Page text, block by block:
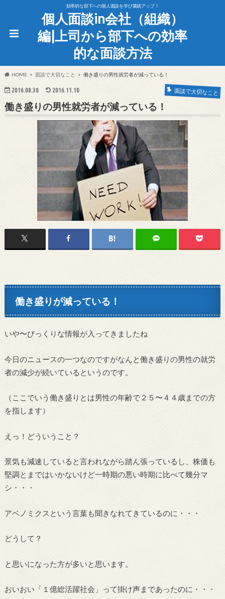
効率的な部下への個人面談を学び業績アップ！
個人面談in会社（組織）
編|上司から部下への効率
的な面談方法
HOME 面談で大切なこと 働き盛りの男性就労者が減っている！
2016.08.30 2016.11.10 面談で大切なこと
働き盛りの男性就労者が減っている！
働き盛りが減っている！
いや〜びっくりな情報が入ってきましたね
今日のニュースの一つなのですがなんと働き盛りの男性の就労
者の減少が続いているというのです。
（ここでいう働き盛りとは男性の年齢で２５〜４４歳までの方
を指します）
えっ！どういうこと？
景気も減速していると言われながら踏ん張っているし、株価も
堅調とまではいかないけど一時期の悪い時期に比べて幾分マ
シ・・・
アベノミクスという言葉も聞きなれてきているのに・・・
どうして？
と思いになった方が多いと思います。
おいおい「１億総活躍社会」って掛け声まであったのに・・・